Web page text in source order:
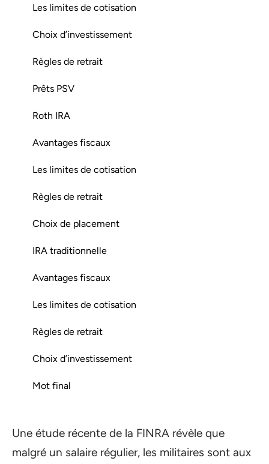
Les limites de cotisation
Choix d’investissement
Règles de retrait
Prêts PSV
Roth IRA
Avantages fiscaux
Les limites de cotisation
Règles de retrait
Choix de placement
IRA traditionnelle
Avantages fiscaux
Les limites de cotisation
Règles de retrait
Choix d’investissement
Mot final
Une étude récente de la FINRA révèle que
malgré un salaire régulier, les militaires sont aux